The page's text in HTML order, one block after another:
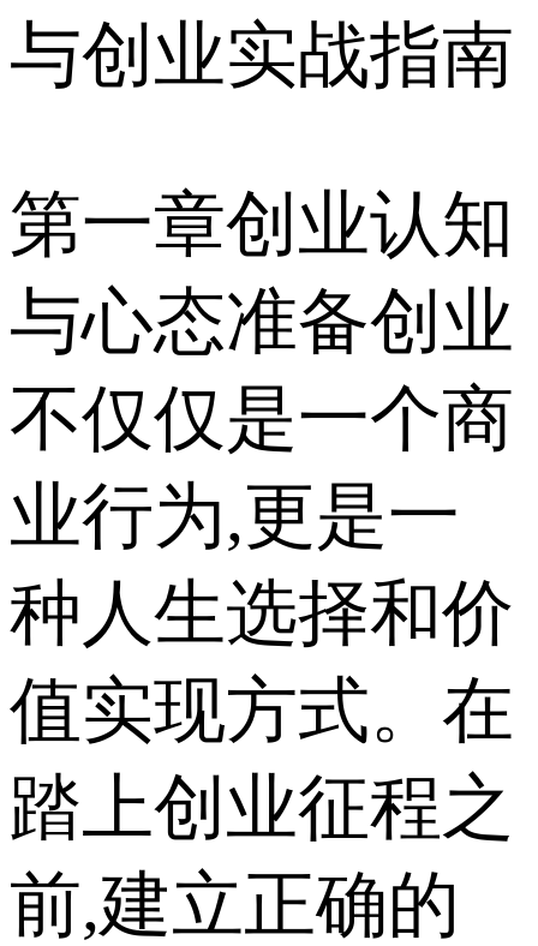
与创业实战指南
第一章创业认知
与心态准备创业
不仅仅是一个商
业行为,更是一
种人生选择和价
值实现方式。在
踏上创业征程之
前,建立正确的